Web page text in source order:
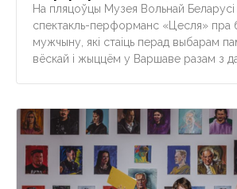
На пляцоўцы Музея Вольнай Беларусi
спектакль-перформанс «Цесля» пра
мужчыну, які стаіць перад выбарам
вёскай і жыццём у Варшаве разам з